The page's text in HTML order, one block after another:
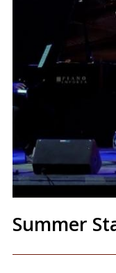
Summer